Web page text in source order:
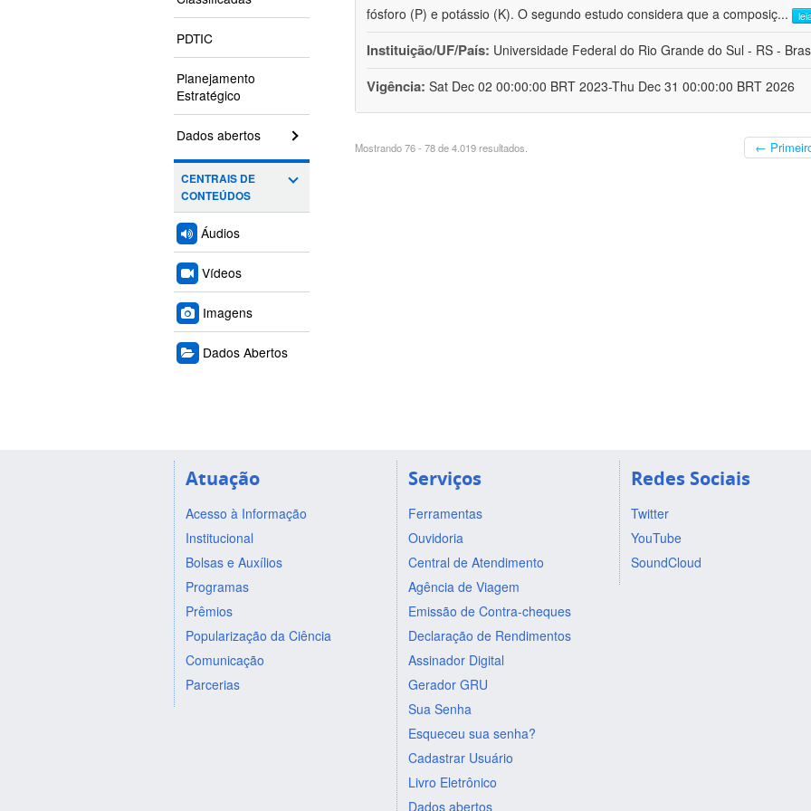
PDTIC
Planejamento
Estratégico
Dados abertos
CENTRAIS DE
CONTEÚDOS
Áudios
Vídeos
Imagens
Dados Abertos
fósforo (P) e potássio (K). O segundo estudo considera que a composiç...
Instituição/UF/País: Universidade Federal do Rio Grande do Sul - RS -
Vigência: Sat Dec 02 00:00:00 BRT 2023-Thu Dec 31 00:00:00 BRT 2026
Mostrando 76 - 78 de 4.019 resultados. ←
Atuação
Acesso à Informação
Institucional
Bolsas e Auxílios
Programas
Prêmios
Popularização da Ciência
Comunicação
Parcerias
Serviços
Ferramentas
Ouvidoria
Central de Atendimento
Agência de Viagem
Emissão de Contra-cheques
Declaração de Rendimentos
Assinador Digital
Gerador GRU
Sua Senha
Esqueceu sua senha?
Cadastrar Usuário
Livro Eletrônico
Dados abertos
Redes Sociais
Twitter
YouTube
SoundCloud